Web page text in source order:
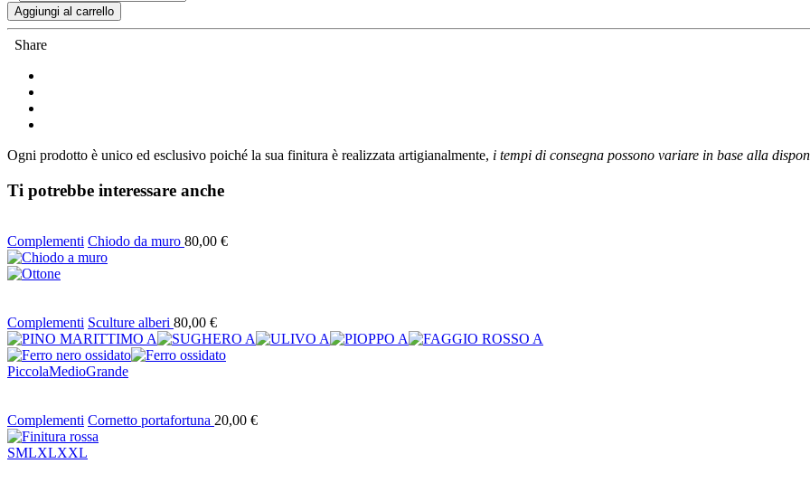
Aggiungi al carrello
Share
Ogni prodotto è unico ed esclusivo poiché la sua finitura è realizzata artigianalmente, i tempi di consegna possono variare in base alla
Ti potrebbe interessare anche
Complementi Chiodo da muro 80,00 €
Complementi Sculture alberi 80,00 €
PiccolaMedioGrande
Complementi Cornetto portafortuna 20,00 €
SMLXLXXL